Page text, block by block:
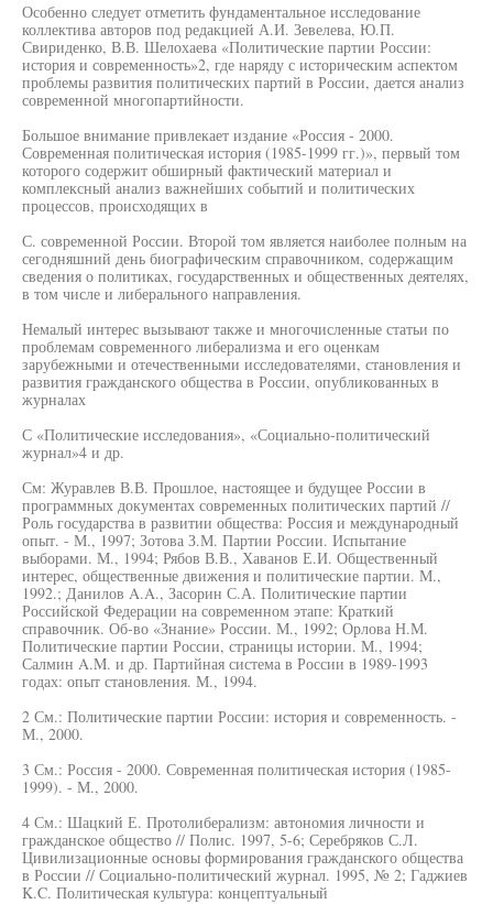
Особенно следует отметить фундаментальное исследование
коллектива авторов под редакцией А.И. Зевелева, Ю.П.
Свириденко, В.В. Шелохаева «Политические партии России:
история и современность»2, где наряду с историческим аспектом
проблемы развития политических партий в России, дается анализ
современной многопартийности.
Большое внимание привлекает издание «Россия - 2000.
Современная политическая история (1985-1999 гг.)», первый том
которого содержит обширный фактический материал и
комплексный анализ важнейших событий и политических
процессов, происходящих в
С. современной России. Второй том является наиболее полным на
сегодняшний день биографическим справочником, содержащим
сведения о политиках, государственных и общественных деятелях,
в том числе и либерального направления.
Немалый интерес вызывают также и многочисленные статьи по
проблемам современного либерализма и его оценкам
зарубежными и отечественными исследователями, становления и
развития гражданского общества в России, опубликованных в
журналах
С «Политические исследования», «Социально-политический
журнал»4 и др.
См: Журавлев В.В. Прошлое, настоящее и будущее России в
программных документах современных политических партий //
Роль государства в развитии общества: Россия и международный
опыт. - М., 1997; Зотова З.М. Партии России. Испытание
выборами. М., 1994; Рябов В.В., Хаванов Е.И. Общественный
интерес, общественные движения и политические партии. М.,
1992.; Данилов A.A., Засорин С.А. Политические партии
Российской Федерации на современном этапе: Краткий
справочник. Об-во «Знание» России. М., 1992; Орлова Н.М.
Политические партии России, страницы истории. М., 1994;
Салмин A.M. и др. Партийная система в России в 1989-1993
годах: опыт становления. М., 1994.
2 См.: Политические партии России: история и современность. -
М., 2000.
3 См.: Россия - 2000. Современная политическая история (1985-
1999). - М., 2000.
4 См.: Шацкий Е. Протолиберализм: автономия личности и
гражданское общество // Полис. 1997, 5-6; Серебряков С.Л.
Цивилизационные основы формирования гражданского общества
в России // Социально-политический журнал. 1995, № 2; Гаджиев
K.C. Политическая культура: концептуальный